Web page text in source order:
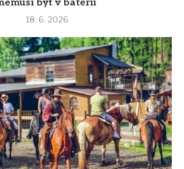
být v baterii
18. 6. 2026